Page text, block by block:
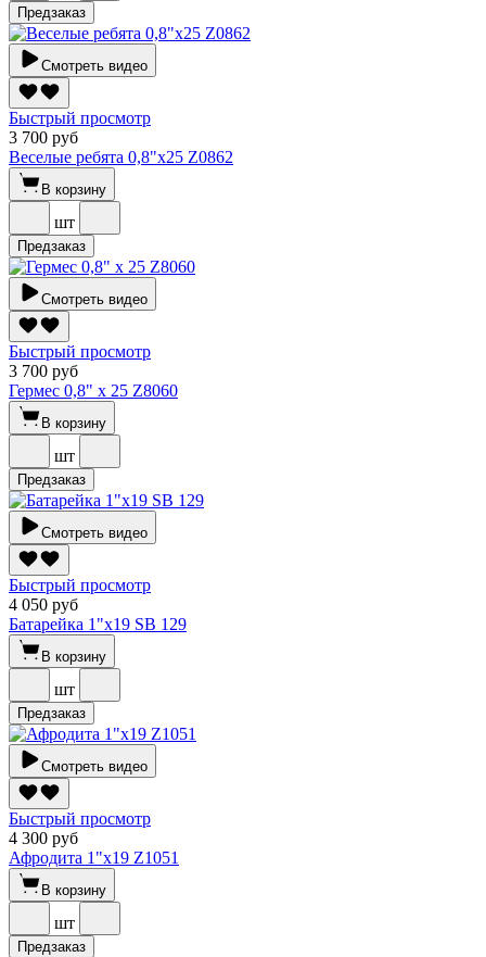
Предзаказ
Смотреть видео
Быстрый просмотр
3 700 руб
Веселые ребята 0,8"х25 Z0862
В корзину
шт
Предзаказ
Смотреть видео
Быстрый просмотр
3 700 руб
Гермес 0,8" х 25 Z8060
В корзину
шт
Предзаказ
Смотреть видео
Быстрый просмотр
4 050 руб
Батарейка 1"х19 SВ 129
В корзину
шт
Предзаказ
Смотреть видео
Быстрый просмотр
4 300 руб
Афродита 1"х19 Z1051
В корзину
шт
Предзаказ